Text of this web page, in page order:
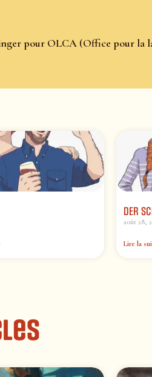
pour OLCA (Office pour la
DER
août 28,
Lire la